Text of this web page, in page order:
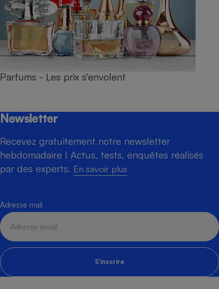
Parfums - Les prix s’envolent
Newsletter
Recevez gratuitement notre newsletter
hebdomadaire ! Actus, tests, enquêtes réalisés
par des experts. En savoir plus
Adresse mail
S'inscrire